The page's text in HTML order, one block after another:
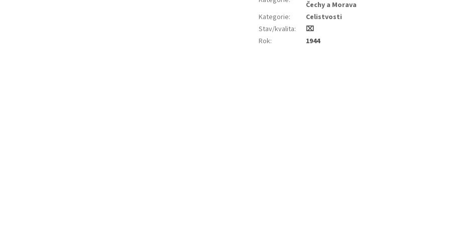
Čechy a Morava
Kategorie:
Celistvosti
Stav/kvalita:
⌧︎
Rok: 1944